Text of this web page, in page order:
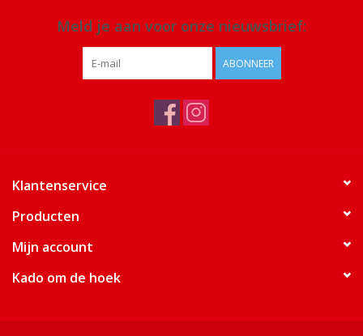
Meld je aan voor onze nieuwsbrief:
ABONNEER
Klantenservice
Producten
Mijn account
Kado om de hoek